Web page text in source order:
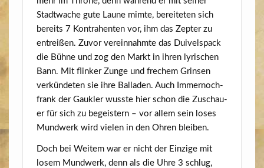
Stadt­wa­che gute Lau­ne mim­te, berei­te­ten sich
bereits 7 Kon­tra­hen­ten vor, ihm das Zep­ter zu
ent­rei­ßen. Zuvor ver­ein­nahm­te das Dui­vels­pack
die Büh­ne und zog den Markt in ihren lyri­schen
Bann. Mit flin­ker Zun­ge und fre­chem Grin­sen
ver­kün­de­ten sie ihre Bal­la­den. Auch Immer­noch­
frank der Gauk­ler wuss­te hier schon die Zuschau­
er für sich zu begeis­tern – vor allem sein loses
Mund­werk wird vie­len in den Ohren bleiben.
Doch bei Wei­tem war er nicht der Ein­zi­ge mit
losem Mund­werk, denn als die Uhre 3 schlug,